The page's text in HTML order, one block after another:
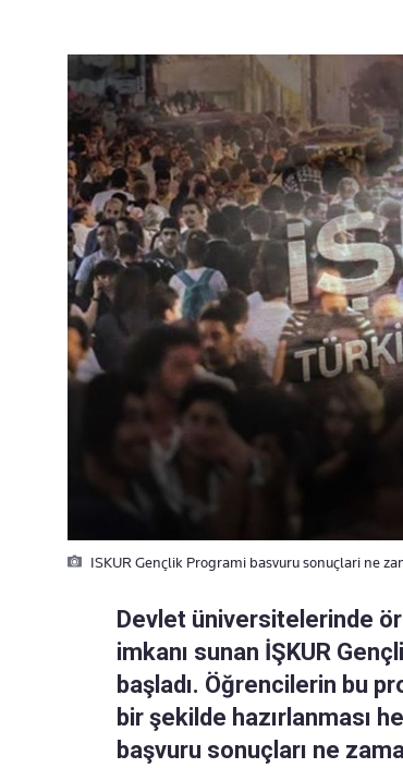
ISKUR Gençlik Programi basvuru sonuçlari ne
Devlet üniversitelerinde
imkanı sunan İŞKUR
başladı. Öğrencilerin bu
bir şekilde hazırlanması
başvuru sonuçları ne